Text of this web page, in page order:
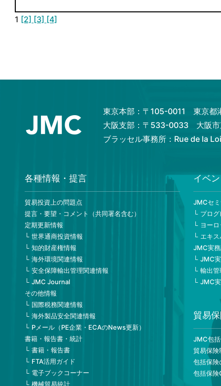
1 [2] [3] [4]
東京本部：〒105-0011 東京都
大阪支部：〒533-0033 大阪市
ブラッセル事務所：Rue de la
各種情報・提言
貿易投資上の問題点
提言・要望・コメント（共同署名含む）
定期更新情報
世界通商投資情報
知的財産権情報
海外環境関連情報
安全保障輸出管理関連情報
JMC Journal
その他情報
国際税務関連情報
海外製品安全関連情報
Pメール（PE企業・ECAのNews更新）
書籍・報告書・統計
書籍・報告書
FTA活用ガイド
電子ブックコーナー
機械貿易統計
イベ
JMCセ
プロ
ヨー
エキ
JMC実
JMC
輸出
JMC
貿易
JMC包
貿易保険
包括保険
包括保険